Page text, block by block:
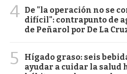
4 De "la operación no se
difícil": contrapunto de
de Peñarol por De La
5
Hígado graso: seis
ayudar a cuidar la salud